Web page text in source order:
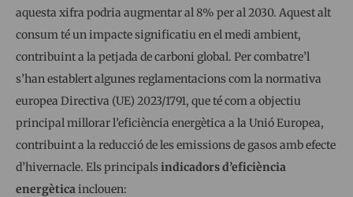
aquesta xifra podria augmentar al 8% per al 2030. Aquest alt
consum té un impacte significatiu en el medi ambient,
contribuint a la petjada de carboni global. Per combatre’l
s’han establert algunes reglamentacions com la normativa
europea Directiva (UE) 2023/1791, que té com a objectiu
principal millorar l’eficiència energètica a la Unió Europea,
contribuint a la reducció de les emissions de gasos amb efecte
d’hivernacle. Els principals indicadors d’eficiència
energèticainclouen: